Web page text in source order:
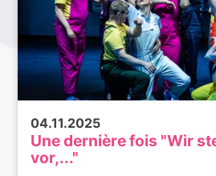
04.11.2025
Une dernière fois "Wir
vor,..."